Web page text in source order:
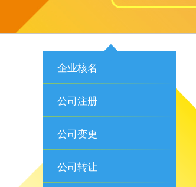
企业核名
公司注册
公司变更
公司转让